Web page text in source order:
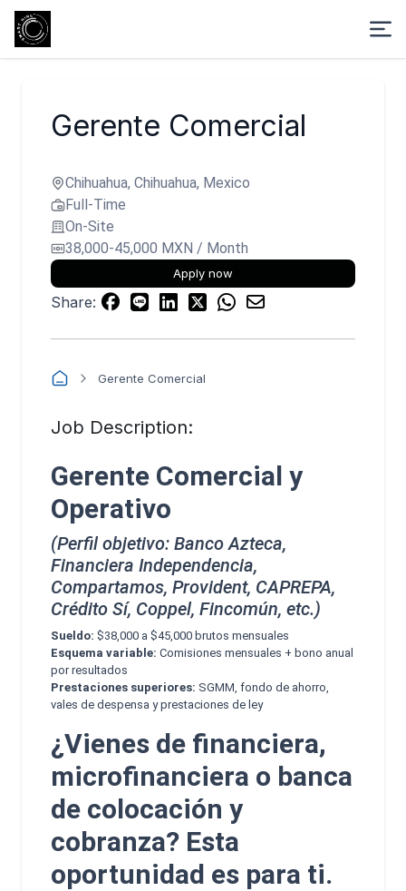
Gerente Comercial
Chihuahua, Chihuahua, Mexico
Full-Time
On-Site
38,000-45,000 MXN / Month
Apply now
Share:
Gerente Comercial
Job Description:
Gerente Comercial y
Operativo
(Perfil objetivo: Banco Azteca,
Financiera Independencia,
Compartamos, Provident, CAPREPA,
Crédito Sí, Coppel, Fincomún, etc.)
Sueldo: $38,000 a $45,000 brutos mensuales
Esquema variable: Comisiones mensuales + bono anual
por resultados
Prestaciones superiores: SGMM, fondo de ahorro,
vales de despensa y prestaciones de ley
¿Vienes de financiera,
microfinanciera o banca
de colocación y
cobranza? Esta
oportunidad es para ti.